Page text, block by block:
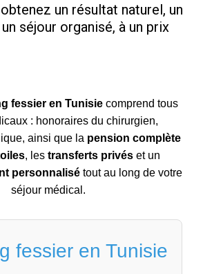
un résultat naturel, un
séjour organisé, à un prix
fessier en Tunisie comprend tous
: honoraires du chirurgien,
ainsi que la pension complète
, les transferts privés et un
personnalisé tout au long de votre
séjour médical.
fessier en Tunisie